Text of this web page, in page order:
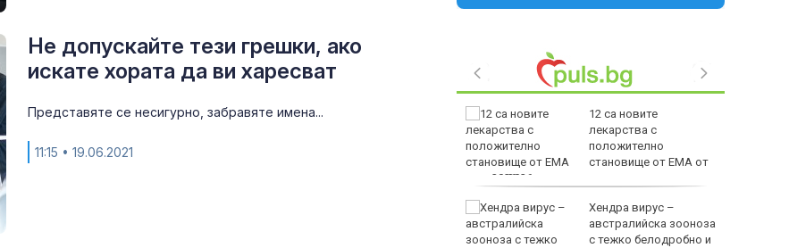
Не допускайте тези грешки, ако
искате хората да ви харесват
Представяте се несигурно, забравяте имена...
11:15 • 19.06.2021
Стотици непълнолетни
12 са новите
лекарства с
положително
становище от ЕМА от
юли 2026 г.
Хендра вирус –
австралийска зооноза
с тежко белодробно и